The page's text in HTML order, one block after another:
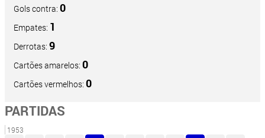
Gols contra: 0
Empates: 1
Derrotas: 9
Cartões amarelos: 0
Cartões vermelhos: 0
PARTIDAS
1953